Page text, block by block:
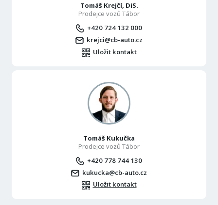
Tomáš Krejčí, DiS.
Prodejce vozů Tábor
+420 724 132 000
krejci@cb-auto.cz
Uložit kontakt
Tomáš Kukučka
Prodejce vozů Tábor
+420 778 744 130
kukucka@cb-auto.cz
Uložit kontakt